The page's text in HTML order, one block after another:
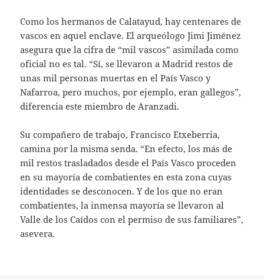
Como los hermanos de Calatayud, hay centenares de
vascos en aquel enclave. El arqueólogo Jimi Jiménez
asegura que la cifra de “mil vascos” asimilada como
oficial no es tal. “Sí, se llevaron a Madrid restos de
unas mil personas muertas en el País Vasco y
Nafarroa, pero muchos, por ejemplo, eran gallegos”,
diferencia este miembro de Aranzadi.
Su compañero de trabajo, Francisco Etxeberria,
camina por la misma senda. “En efecto, los más de
mil restos trasladados desde el País Vasco proceden
en su mayoría de combatientes en esta zona cuyas
identidades se desconocen. Y de los que no eran
combatientes, la inmensa mayoría se llevaron al
Valle de los Caídos con el permiso de sus familiares”,
asevera.